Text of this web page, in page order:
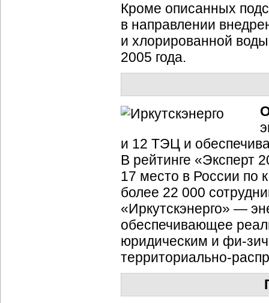
Кроме описанных
в направлении
и хлорированной
2005 года.
и 12 ТЭЦ и
В рейтинге «Эксперт
17 место в России по
более 22 000
«Иркутскэнерго» —
обеспечивающее
юридическим и фи-
территориально-